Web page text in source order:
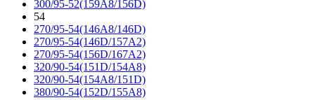
300/95-52(159A8/156D)
54
270/95-54(146A8/146D)
270/95-54(146D/157A2)
270/95-54(156D/167A2)
320/90-54(151D/154A8)
320/90-54(154A8/151D)
380/90-54(152D/155A8)